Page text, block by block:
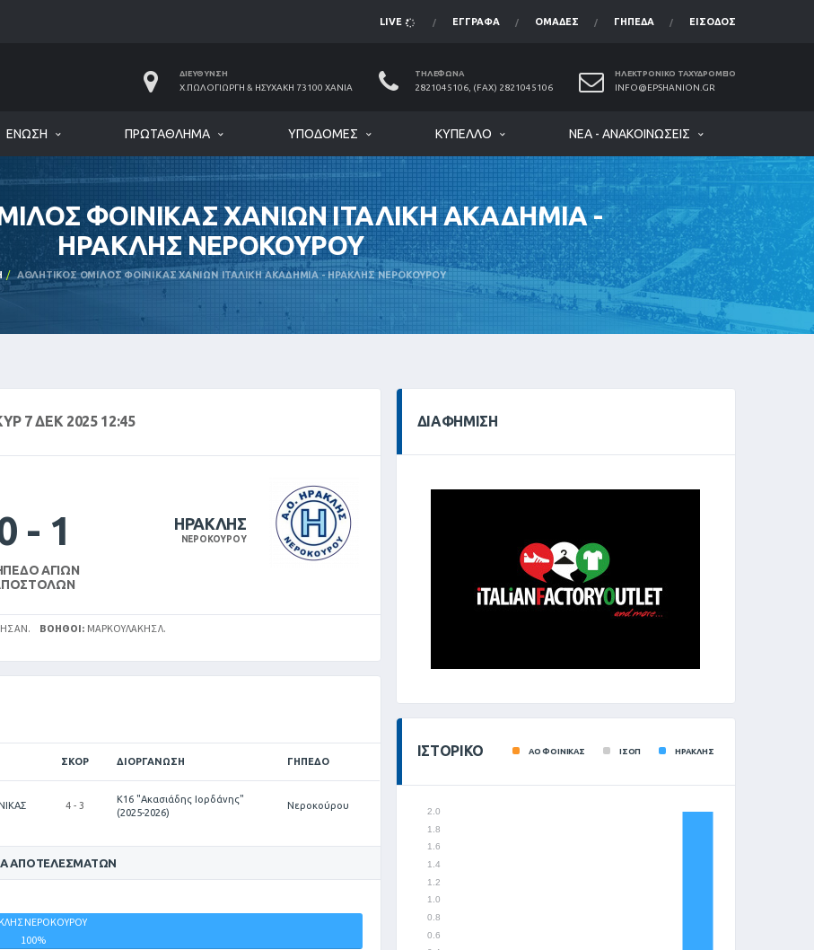
LIVE ΈΓΓΡΑΦΑ ΟΜΆΔΕΣ ΓΉΠΕΔΑ ΕΊΣΟΔΟΣ
ΔΙΕΎΘΥΝΣΗ
Χ.ΠΩΛΟΓΙΏΡΓΗ & ΗΣΥΧΆΚΗ 73100 ΧΑΝΙΆ
ΤΗΛΈΦΩΝΑ
2821045106, (FAX) 2821045106
ΗΛΕΚΤΡΟΝΙΚΌ ΤΑΧΥΔΡΟΜΕΊΟ
INFO@EPSHANION.GR
ΈΝΩΣΗ ΠΡΩΤΆΘΛΗΜΑ ΥΠΟΔΟΜΈΣ ΚΎΠΕΛΛΟ ΝΈΑ - ΑΝΑΚΟΙΝΏΣΕΙΣ
ΦΟΙΝΙΚΑΣ ΧΑΝΙΩΝ ΙΤΑΛΙΚΗ ΑΚΑΔΗΜΙΑ -
ΗΡΑΚΛΗΣ ΝΕΡΟΚΟΥΡΟΥ
ΑΘΛΗΤΙΚΟΣ ΟΜΙΛΟΣ ΦΟΙΝΙΚΑΣ ΧΑΝΙΩΝ ΙΤΑΛΙΚΗ ΑΚΑΔΗΜΙΑ - ΗΡΑΚΛΗΣ ΝΕΡΟΚΟΥΡΟΥ
7 ΔΕΚ 2025 12:45
- 1
ΑΓΊΩΝ
ΗΡΑΚΛΗΣ
ΝΕΡΟΚΟΥΡΟΥ
ΑΝ. ΒΟΗΘΟΊ: ΜΑΡΚΟΥΛΑΚΗΣ Λ.
ΣΚΟΡ ΔΙΟΡΓΆΝΩΣΗ ΓΉΠΕΔΟ
4 - 3
Κ16 "Ακασιάδης Ιορδάνης"
(2025-2026)
Νεροκούρου
ΑΠΟΤΕΛΕΣΜΆΤΩΝ
ΝΕΡΟΚΟΥΡΟΥ
100%
ΔΙΑΦΉΜΙΣΗ
ΙΣΤΟΡΙΚΌ ΑΟ ΦΟΙΝΙΚΑΣ ΙΣΟΠ ΗΡΑΚΛΗΣ